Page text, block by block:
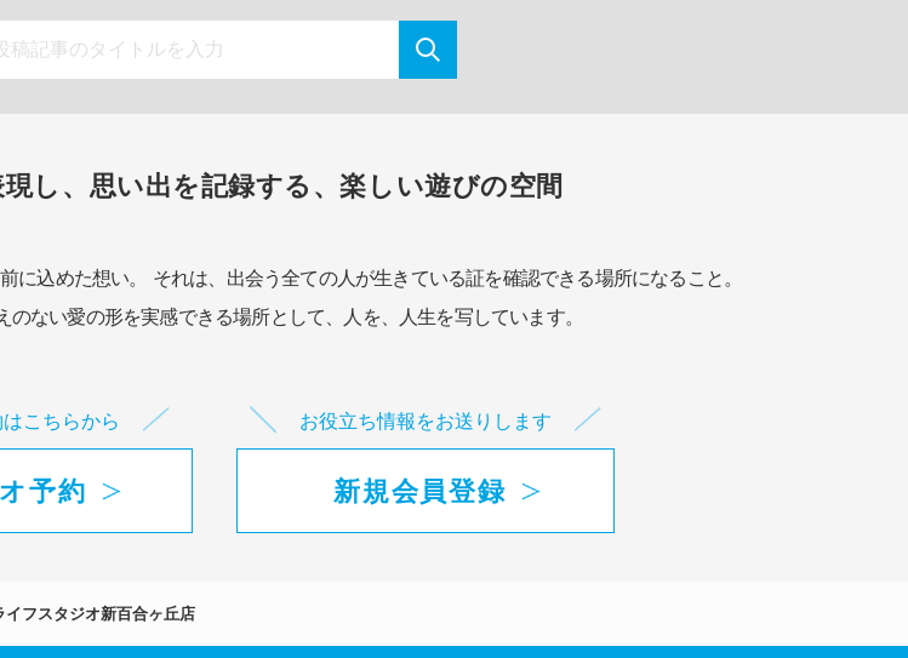
し、思い出を記録する、楽しい遊びの空間
に込めた想い。
それは、出会う全ての人が生きている証を確認できる場所になること。
のない愛の形を実感できる場所として、 人を、人生を写しています。
こちらから
予約
お役立ち情報をお送りします
新規会員登録
イフスタジオ新百合ヶ丘店